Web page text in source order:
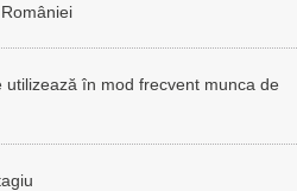
utilizează în mod frecvent munca de